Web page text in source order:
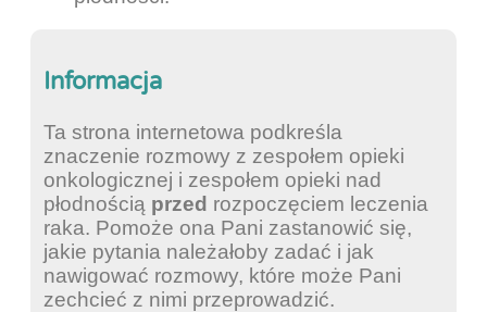
Informacja
Ta strona internetowa podkreśla
znaczenie rozmowy z zespołem opieki
onkologicznej i zespołem opieki nad
płodnością przed rozpoczęciem leczenia
raka. Pomoże ona Pani zastanowić się,
jakie pytania należałoby zadać i jak
nawigować rozmowy, które może Pani
zechcieć z nimi przeprowadzić.